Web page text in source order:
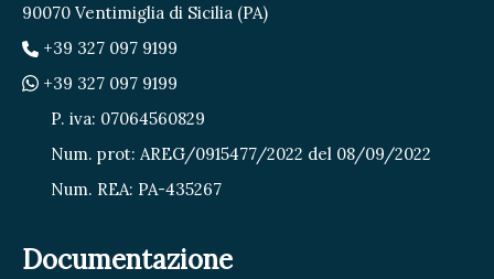
90070 Ventimiglia di Sicilia (PA)
+39 327 097 9199
+39 327 097 9199
P. iva: 07064560829
Num. prot: AREG/0915477/2022 del 08/09/2022
Num. REA: PA-435267
Documentazione